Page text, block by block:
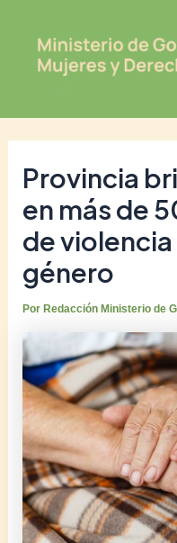
contenido
Provincia
en más de
de
género
Por Redacción Ministerio de
navigation